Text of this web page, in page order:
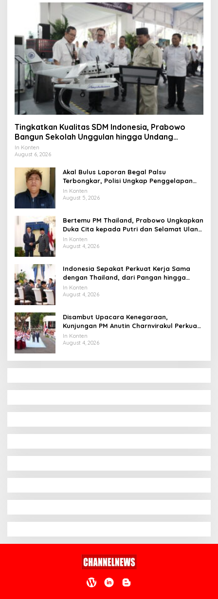
Tingkatkan Kualitas SDM Indonesia, Prabowo
Bangun Sekolah Unggulan hingga Undang
Universitas Terbaik Dunia
In Konten
August 6, 2026
Akal Bulus Laporan Begal Palsu
Terbongkar, Polisi Ungkap Penggelapan
Uang Perusahaan untuk Crypto
In Konten
August 5, 2026
Bertemu PM Thailand, Prabowo Ungkapkan
Duka Cita kepada Putri dan Selamat Ulang
Tahun ke Raja Thailand
In Konten
August 4, 2026
Indonesia Sepakat Perkuat Kerja Sama
dengan Thailand, dari Pangan hingga
Ekonomi Digital
In Konten
August 4, 2026
Disambut Upacara Kenegaraan,
Kunjungan PM Anutin Charnvirakul Perkuat
Hubungan Indonesia-Thailand
In Konten
August 4, 2026